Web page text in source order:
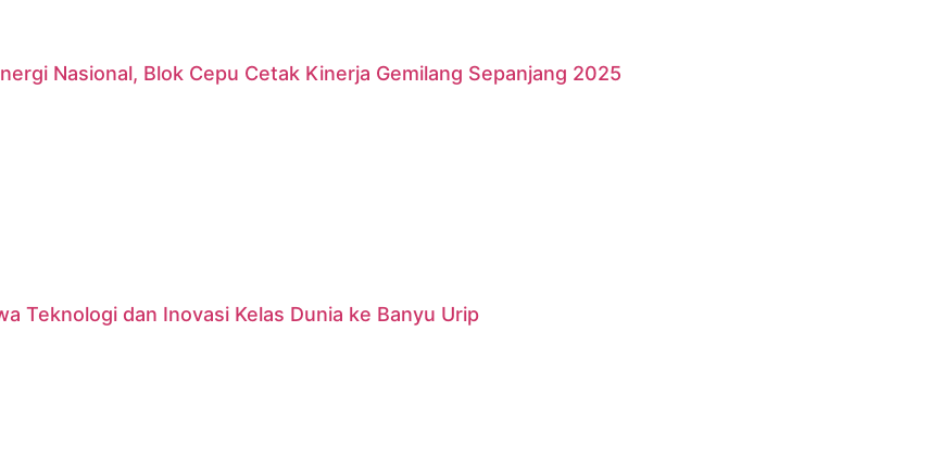
Nasional, Blok Cepu Cetak Kinerja Gemilang Sepanjang 2025
Teknologi dan Inovasi Kelas Dunia ke Banyu Urip